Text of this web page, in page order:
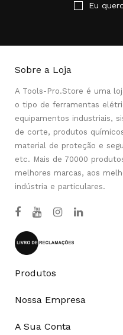
Eu
Sobre a Loja
A Tools-Pro.Store é uma
o tipo de ferramentas
equipamentos industriais,
de corte, produtos
material de proteção e
etc. Mais de 70000
melhores marcas, aos
indústria e particulares.
Produtos
Nossa Empresa
A Sua Conta